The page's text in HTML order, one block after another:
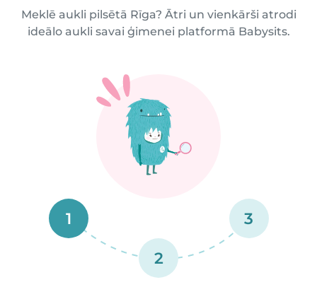
Meklē aukli pilsētā Rīga? Ātri un vienkārši atrodi
ideālo aukli savai ģimenei platformā Babysits.
1
2
3